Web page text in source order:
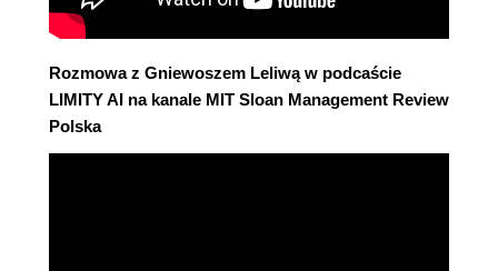
Rozmowa z Gniewoszem Leliwą w podcaście
LIMITY AI na kanale MIT Sloan Management Review
Polska